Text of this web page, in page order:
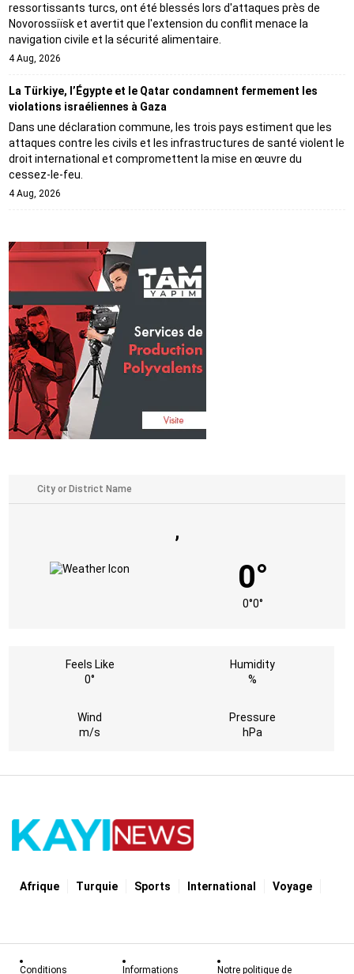
ressortissants turcs, ont été blessés lors d'attaques près de
Novorossiïsk et avertit que l'extension du conflit menace la
navigation civile et la sécurité alimentaire.
4 Aug, 2026
La Türkiye, l’Égypte et le Qatar condamnent fermement les
violations israéliennes à Gaza
Dans une déclaration commune, les trois pays estiment que les
attaques contre les civils et les infrastructures de santé violent le
droit international et compromettent la mise en œuvre du
cessez-le-feu.
4 Aug, 2026
,
0°
0°0°
Feels Like
0°
Humidity
%
Wind
m/s
Pressure
hPa
Afrique Turquie Sports International Voyage
Conditions
Informations
Notre politique de